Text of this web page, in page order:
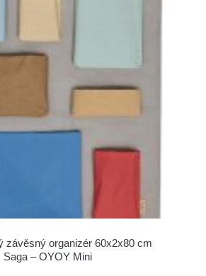
závěsný organizér 60x2x80 cm
Saga – OYOY Mini